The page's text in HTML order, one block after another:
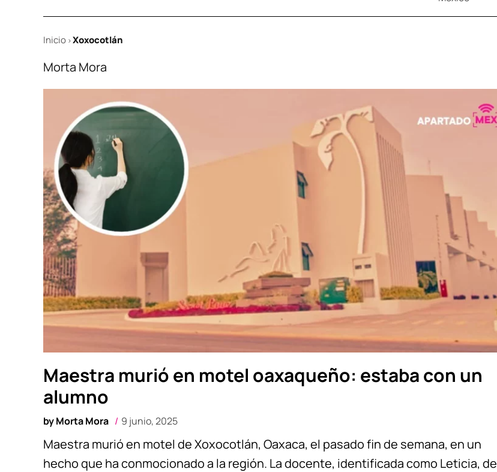
Inicio >Xoxocotlán
Morta Mora
Maestra murió en motel oaxaqueño: estaba con un
alumno
byMorta Mora 9 junio, 2025
Maestra murió en motel de Xoxocotlán, Oaxaca, el pasado fin de semana, en un
hecho que ha conmocionado a la región. La docente, identificada como Leticia, de